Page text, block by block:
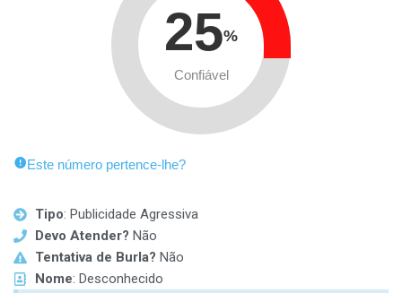
25%
Confiável
Este número pertence-lhe?
Tipo: Publicidade Agressiva
Devo Atender? Não
Tentativa de Burla? Não
Nome: Desconhecido